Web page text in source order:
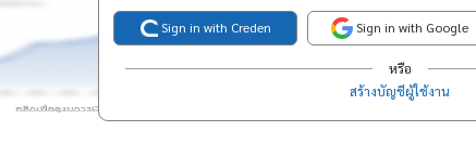
Sign in with Creden Sign in with Google
หรือ
สร้างบัญชีผู้ใช้งาน